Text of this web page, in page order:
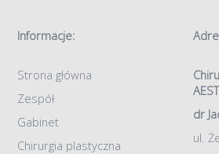
Informacje:
Strona główna
Zespół
Gabinet
Chirurgia plastyczna
dr
ul.